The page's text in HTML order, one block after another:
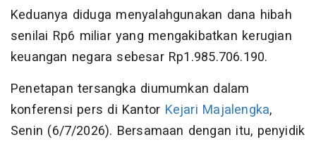
Keduanya diduga menyalahgunakan dana hibah
senilai Rp6 miliar yang mengakibatkan kerugian
keuangan negara sebesar Rp1.985.706.190.
Penetapan tersangka diumumkan dalam
konferensi pers di Kantor Kejari Majalengka,
Senin (6/7/2026). Bersamaan dengan itu, penyidik